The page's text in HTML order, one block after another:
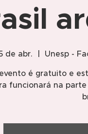
de abr. Unesp -
é gratuito e
funcionará na